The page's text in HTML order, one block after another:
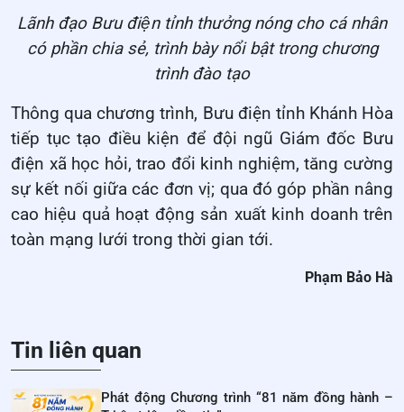
Lãnh đạo Bưu điện tỉnh thưởng nóng cho cá nhân
có phần chia sẻ, trình bày nổi bật trong chương
trình đào tạo
Thông qua chương trình, Bưu điện tỉnh Khánh Hòa
tiếp tục tạo điều kiện để đội ngũ Giám đốc Bưu
điện xã học hỏi, trao đổi kinh nghiệm, tăng cường
sự kết nối giữa các đơn vị; qua đó góp phần nâng
cao hiệu quả hoạt động sản xuất kinh doanh trên
toàn mạng lưới trong thời gian tới.
Phạm Bảo Hà
Tin liên quan
Phát động Chương trình “81 năm đồng hành –